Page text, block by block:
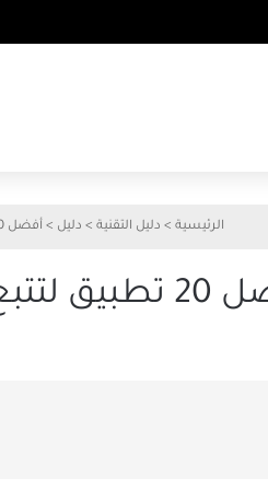
الرئيسية > دليل التقنية > دليل > أفضل 20 تطبيق لتتبع الهاتف المحمول
المحمول